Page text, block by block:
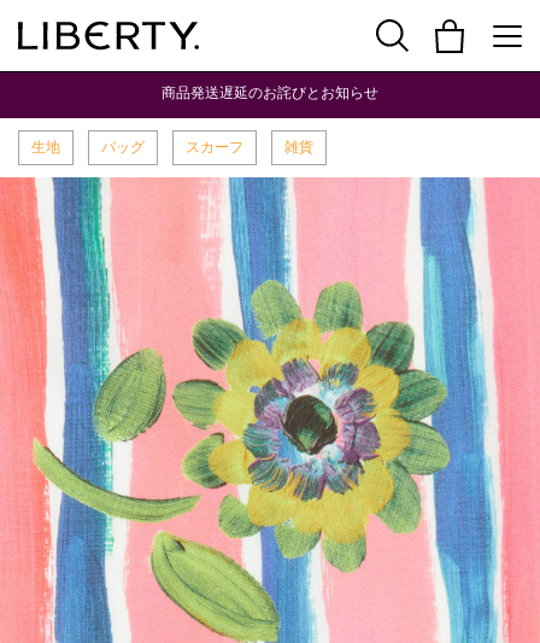
商品発送遅延のお詫びとお知らせ
生地 バッグ スカーフ 雑貨